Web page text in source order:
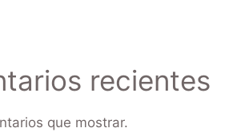
recientes
que mostrar.